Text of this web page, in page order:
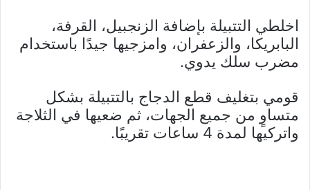
اخلطي التتبيلة بإضافة الزنجبيل، القرفة،
البابريكا، والزعفران، وامزجيها جيدًا باستخدام
مضرب سلك يدوي.
قومي بتغليف قطع الدجاج بالتتبيلة بشكل
متساوٍ من جميع الجهات، ثم ضعيها في الثلاجة
واتركيها لمدة 4 ساعات تقريبًا.